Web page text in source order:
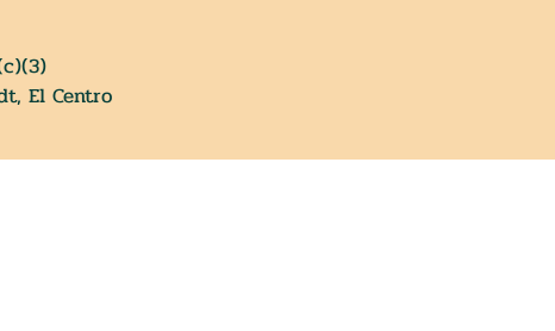
El Centro